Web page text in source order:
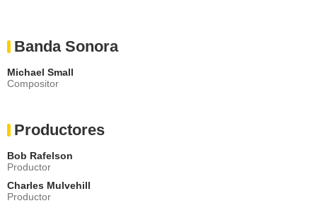
Banda Sonora
Michael Small
Compositor
Productores
Bob Rafelson
Productor
Charles Mulvehill
Productor